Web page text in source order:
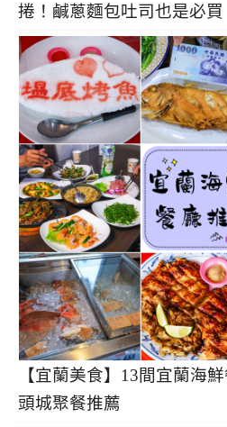
捲！鹹蔥麵包吐司也是必買
【宜蘭美食】13間宜蘭海
頭城聚餐推薦